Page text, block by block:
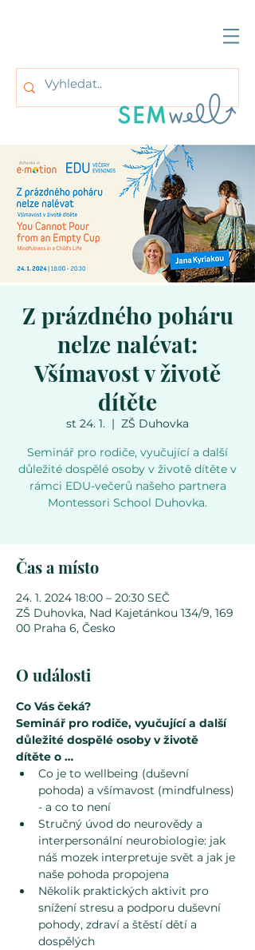
Z prázdného poháru
nelze nalévat:
Všímavost v životě
dítěte
st 24. 1.
  |
ZŠ Duhovka
Seminář pro rodiče, vyučující a další
důležité dospělé osoby v životě dítěte v
rámci EDU-večerů našeho partnera
Montessori School Duhovka.
Čas a místo
24. 1. 2024 18:00 – 20:30 SEČ
ZŠ Duhovka, Nad Kajetánkou 134/9, 169
00 Praha 6, Česko
O události
Co Vás čeká?
Seminář pro rodiče, vyučující a další
důležité dospělé osoby v životě
dítěte o …
Co je to wellbeing (duševní
pohoda) a všímavost (mindfulness)
- a co to není
Stručný úvod do neurovědy a
interpersonální neurobiologie: jak
náš mozek interpretuje svět a jak je
naše pohoda propojena
Několik praktických aktivit pro
snížení stresu a podporu duševní
pohody, zdraví a štěstí dětí a
dospělých